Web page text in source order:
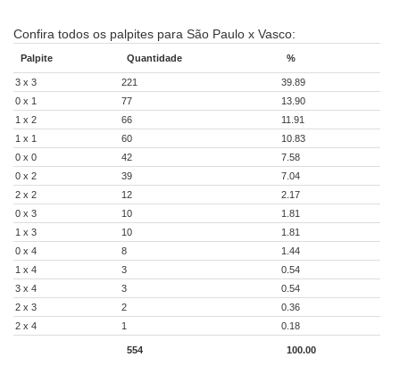
Confira todos os palpites para São Paulo x Vasco:
Palpite Quantidade %
3 x 3 221
39.89
0 x 1
77
13.90
1 x 2
66
11.91
1 x 1
60
10.83
0 x 0
42
7.58
0 x 2
39
7.04
2 x 2
12
2.17
0 x 3
10
1.81
1 x 3
10
1.81
0 x 4
8
1.44
1 x 4
3
0.54
3 x 4
3
0.54
2 x 3
2
0.36
2 x 4
1 0.18
554 100.00